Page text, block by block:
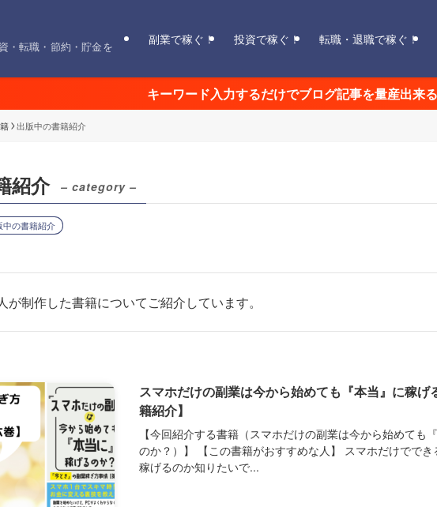
・転職・節約・貯金を 副業で稼ぐ！ 投資で稼ぐ！ 転職・退職で稼ぐ！
キーワード入力するだけでブログ記事を量産出来
出版中の書籍紹介
紹介 – category –
中の書籍紹介
が制作した書籍についてご紹介しています。
スマホだけの副業は今から始めても『本当』に稼げ
籍紹介】
【今回紹介する書籍（スマホだけの副業は今から始めても
のか？）】 【この書籍がおすすめな人】 スマホだけででき
稼げるのか知りたいで...